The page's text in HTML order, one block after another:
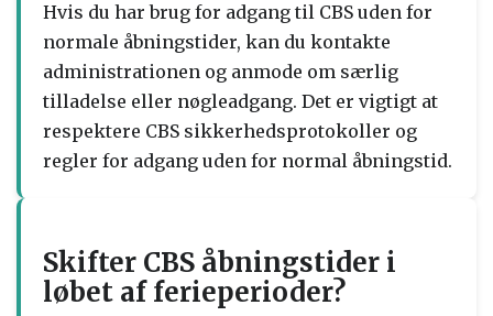
Hvis du har brug for adgang til CBS uden for
normale åbningstider, kan du kontakte
administrationen og anmode om særlig
tilladelse eller nøgleadgang. Det er vigtigt at
respektere CBS sikkerhedsprotokoller og
regler for adgang uden for normal åbningstid.
Skifter CBS åbningstider i
løbet af ferieperioder?